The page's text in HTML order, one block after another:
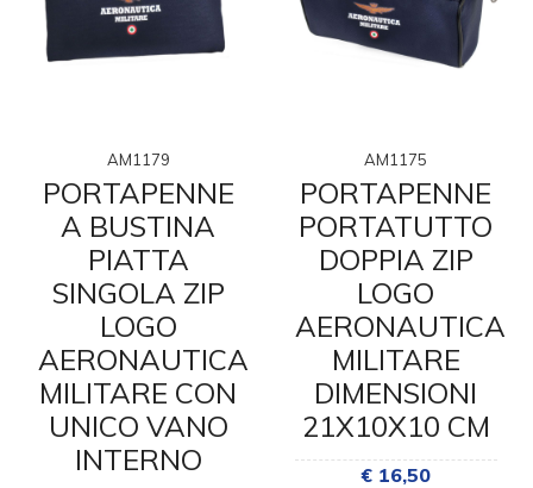
AM1179
PORTAPENNE
A BUSTINA
PIATTA
SINGOLA ZIP
LOGO
AERONAUTICA
MILITARE CON
UNICO VANO
INTERNO
AM1175
PORTAPENNE
PORTATUTTO
DOPPIA ZIP
LOGO
AERONAUTICA
MILITARE
DIMENSIONI
21X10X10 CM
€ 16,50